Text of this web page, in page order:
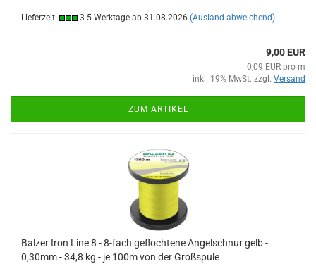
Lieferzeit: 3-5 Werktage ab 31.08.2026 (Ausland abweichend)
9,00 EUR
0,09 EUR pro m
inkl. 19% MwSt. zzgl. Versand
ZUM ARTIKEL
Balzer Iron Line 8 - 8-fach geflochtene Angelschnur gelb -
0,30mm - 34,8 kg - je 100m von der Großspule